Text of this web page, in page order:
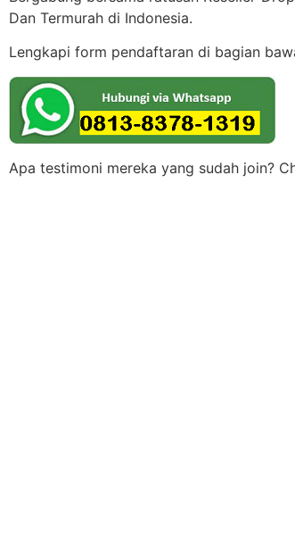
Dan Termurah di Indonesia.
Lengkapi form pendaftaran di bagian
Apa testimoni mereka yang sudah join?